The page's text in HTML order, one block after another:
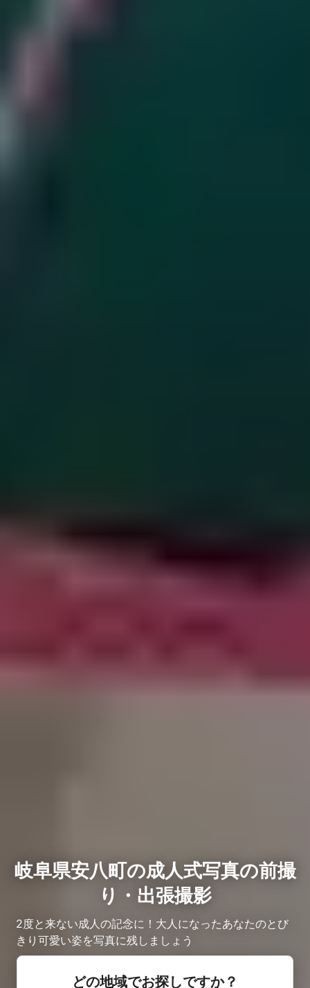
岐阜県安八町の成人式写真の前撮
り・出張撮影
2度と来ない成人の記念に！大人になったあなたのとび
きり可愛い姿を写真に残しましょう
どの地域でお探しですか？